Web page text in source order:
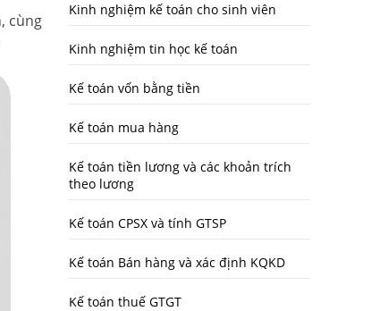
cùng
Kinh nghiệm kế toán cho sinh viên
Kinh nghiệm tin học kế toán
Kế toán vốn bằng tiền
Kế toán mua hàng
Kế toán tiền lương và các khoản trích
theo lương
Kế toán CPSX và tính GTSP
Kế toán Bán hàng và xác định KQKD
Kế toán thuế GTGT